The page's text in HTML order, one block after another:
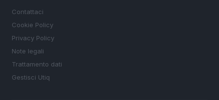
Contattaci
Cookie Policy
Privacy Policy
Note legali
Trattamento dati
Gestisci Utiq